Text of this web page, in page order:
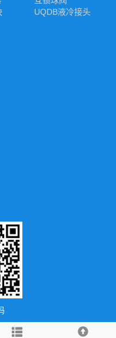
UQDB液冷接头